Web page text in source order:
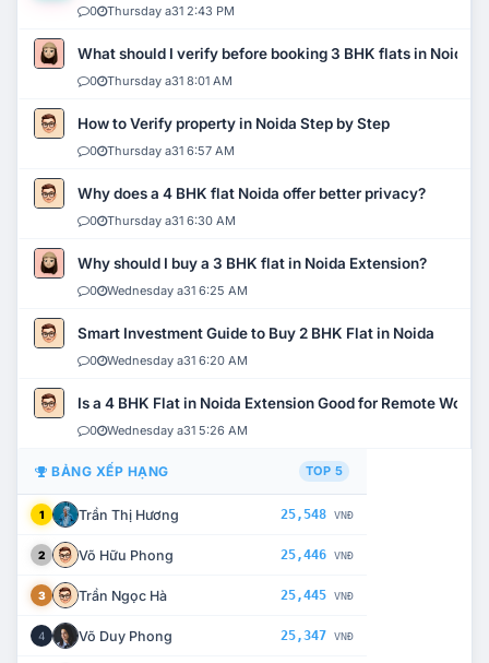
0 Thursday a31 2:43 PM
What should I verify before booking 3 BHK flats in Noida?
0 Thursday a31 8:01 AM
How to Verify property in Noida Step by Step
0 Thursday a31 6:57 AM
Why does a 4 BHK flat Noida offer better privacy?
0 Thursday a31 6:30 AM
Why should I buy a 3 BHK flat in Noida Extension?
0 Wednesday a31 6:25 AM
Smart Investment Guide to Buy 2 BHK Flat in Noida
0 Wednesday a31 6:20 AM
Is a 4 BHK Flat in Noida Extension Good for Remote Work?
0 Wednesday a31 5:26 AM
BẢNG XẾP HẠNG TOP 5
1 Trần Thị Hương 25,548 VNĐ
2 Võ Hữu Phong 25,446 VNĐ
3 Trần Ngọc Hà 25,445 VNĐ
4 Võ Duy Phong 25,347 VNĐ